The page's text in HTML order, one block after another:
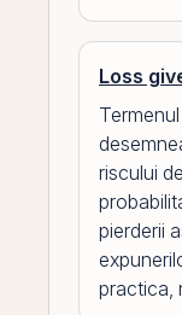
Loss
riscului
pierderii
practica,